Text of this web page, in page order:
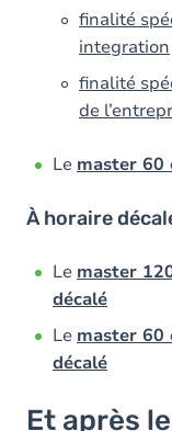
finalité
integration
finalité
de
Le master 60
À horaire
Le master
décalé
Le master 60
décalé
Et après